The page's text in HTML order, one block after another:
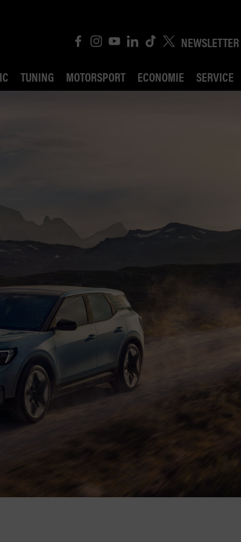
NEWSLETTER
TUNING MOTORSPORT ECONOMIE SERVICE